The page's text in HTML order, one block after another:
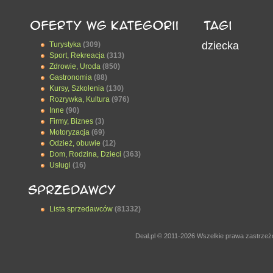
Turystyka (309)
Sport, Rekreacja (313)
Zdrowie, Uroda (850)
Gastronomia (88)
Kursy, Szkolenia (130)
Rozrywka, Kultura (976)
Inne (90)
Firmy, Biznes (3)
Motoryzacja (69)
Odzież, obuwie (12)
Dom, Rodzina, Dzieci (363)
Usługi (16)
Lista sprzedawców (81332)
dziecka
Deal.pl © 2011-2026 Wszelkie prawa